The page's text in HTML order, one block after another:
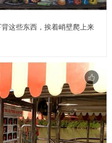
这些东西，挨着峭壁爬上来